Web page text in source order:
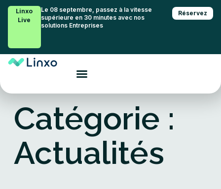
Linxo
Live
Le 08 septembre, passez à la vitesse
supérieure en 30 minutes avec nos
solutions Entreprises
Réservez
Catégorie :
Actualités